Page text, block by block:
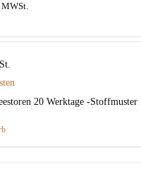
20 Werktage -Stoffmuster